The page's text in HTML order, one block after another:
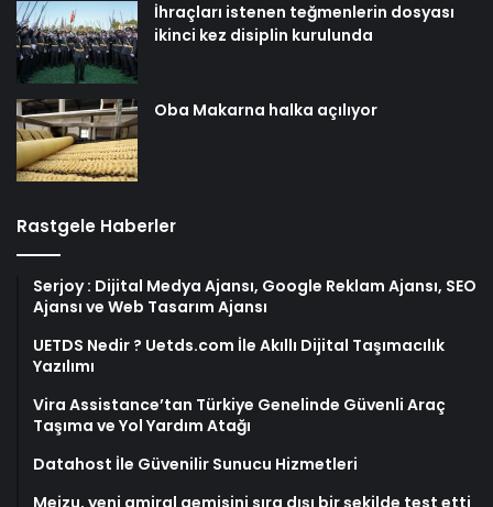
İhraçları istenen teğmenlerin dosyası
ikinci kez disiplin kurulunda
Oba Makarna halka açılıyor
Rastgele Haberler
Serjoy : Dijital Medya Ajansı, Google Reklam Ajansı, SEO
Ajansı ve Web Tasarım Ajansı
UETDS Nedir ? Uetds.com İle Akıllı Dijital Taşımacılık
Yazılımı
Vira Assistance’tan Türkiye Genelinde Güvenli Araç
Taşıma ve Yol Yardım Atağı
Datahost İle Güvenilir Sunucu Hizmetleri